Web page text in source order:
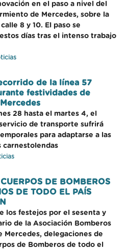
en el paso a nivel del
de Mercedes, sobre la
8 y 10. El paso se
días tras el intenso trabajo
de la línea 57
festividades de
28 hasta el martes 4, el
de transporte sufrirá
para adaptarse a las
carnestolendas
DE BOMBEROS
DE TODO EL PAÍS
los festejos por el sesenta y
de la Asociación Bomberos
Mercedes, delegaciones de
de Bomberos de todo el